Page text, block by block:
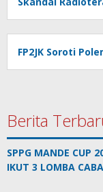
FP2JK Soroti
Berita
SPPG MANDE CUP
IKUT 3 LOMBA